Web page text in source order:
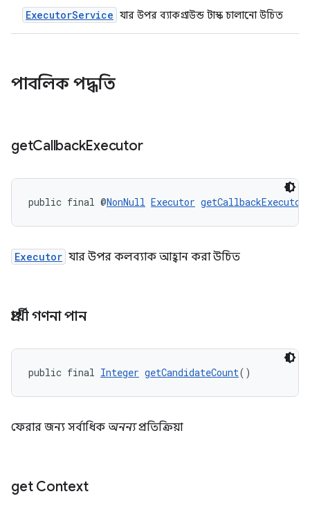
ExecutorService যার উপর ব্যাকগ্রাউন্ড টাস্ক চালানো উচিত
পাবলিক পদ্ধতি
getCallbackExecutor
public final @NonNull Executor getCallbackExecutor
Executor যার উপর কলব্যাক আহ্বান করা উচিত
প্রার্থী গণনা পান
public final Integer getCandidateCount()
ফেরার জন্য সর্বাধিক অনন্যপ্রতিক্রিয়া
get Context